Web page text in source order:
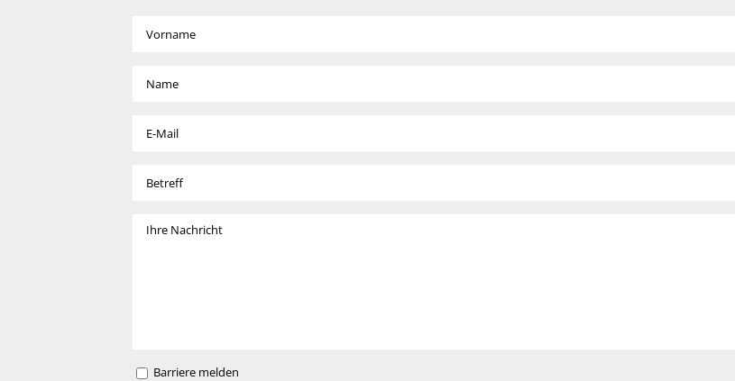
Barriere melden